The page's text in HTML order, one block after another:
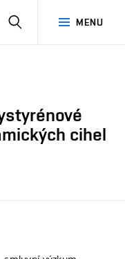
MENU
cihel